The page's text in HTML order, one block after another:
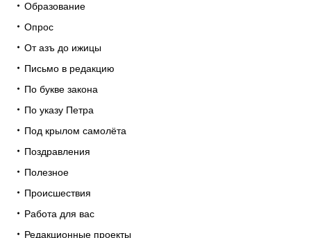
Образование
Опрос
От азъ до ижицы
Письмо в редакцию
По букве закона
По указу Петра
Под крылом самолёта
Поздравления
Полезное
Происшествия
Работа для вас
Редакционные проекты